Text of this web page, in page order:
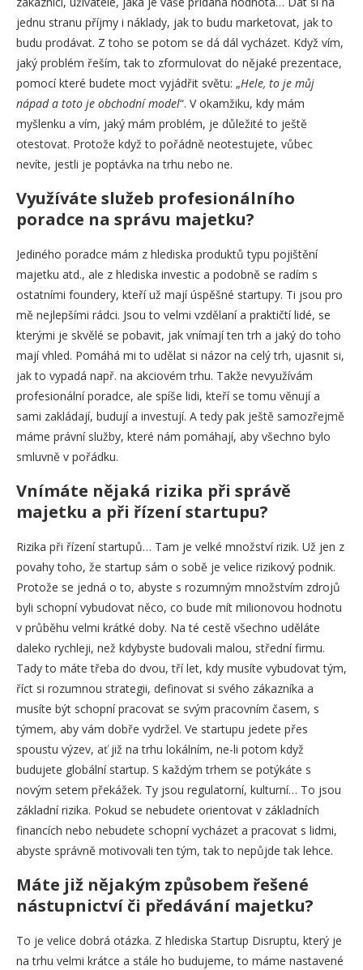
jednu stranu příjmy i náklady, jak to budu marketovat, jak to
budu prodávat. Z toho se potom se dá dál vycházet. Když vím,
jaký problém řeším, tak to zformulovat do nějaké prezentace,
pomocí které budete moct vyjádřit světu: „Hele, to je můj
nápad a toto je obchodní model“. V okamžiku, kdy mám
myšlenku a vím, jaký mám problém, je důležité to ještě
otestovat. Protože když to pořádně neotestujete, vůbec
nevíte, jestli je poptávka na trhu nebo ne.
Využíváte služeb profesionálního
poradce na správu majetku?
Jediného poradce mám z hlediska produktů typu pojištění
majetku atd., ale z hlediska investic a podobně se radím s
ostatními foundery, kteří už mají úspěšné startupy. Ti jsou pro
mě nejlepšími rádci. Jsou to velmi vzdělaní a praktičtí lidé, se
kterými je skvělé se pobavit, jak vnímají ten trh a jaký do toho
mají vhled. Pomáhá mi to udělat si názor na celý trh, ujasnit si,
jak to vypadá např. na akciovém trhu. Takže nevyužívám
profesionální poradce, ale spíše lidi, kteří se tomu věnují a
sami zakládají, budují a investují. A tedy pak ještě samozřejmě
máme právní služby, které nám pomáhají, aby všechno bylo
smluvně v pořádku.
Vnímáte nějaká rizika při správě
majetku a při řízení startupu?
Rizika při řízení startupů… Tam je velké množství rizik. Už jen z
povahy toho, že startup sám o sobě je velice rizikový podnik.
Protože se jedná o to, abyste s rozumným množstvím zdrojů
byli schopní vybudovat něco, co bude mít milionovou hodnotu
v průběhu velmi krátké doby. Na té cestě všechno uděláte
daleko rychleji, než kdybyste budovali malou, střední firmu.
Tady to máte třeba do dvou, tří let, kdy musíte vybudovat tým,
říct si rozumnou strategii, definovat si svého zákazníka a
musíte být schopní pracovat se svým pracovním časem, s
týmem, aby vám dobře vydržel. Ve startupu jedete přes
spoustu výzev, ať již na trhu lokálním, ne-li potom když
budujete globální startup. S každým trhem se potýkáte s
novým setem překážek. Ty jsou regulatorní, kulturní… To jsou
základní rizika. Pokud se nebudete orientovat v základních
financích nebo nebudete schopní vycházet a pracovat s lidmi,
abyste správně motivovali ten tým, tak to nepůjde tak lehce.
Máte již nějakým způsobem řešené
nástupnictví či předávání majetku?
To je velice dobrá otázka. Z hlediska Startup Disruptu, který je
na trhu velmi krátce a stále ho budujeme, to máme nastavené